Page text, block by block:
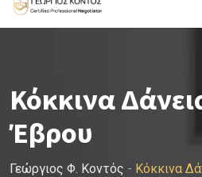
Κόκκινα
Έβρου
Γεώργιος Φ. Κοντός - Κόκκινα